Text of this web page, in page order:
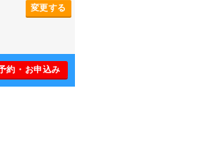
変更する
約・お申込み